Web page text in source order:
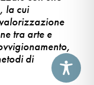
la cui
tra arte e
di